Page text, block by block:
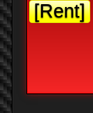
[Rent]